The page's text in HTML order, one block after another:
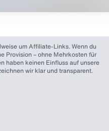
um Affiliate-Links. Wenn du
Provision – ohne Mehrkosten für
haben keinen Einfluss auf unsere
wir klar und transparent.